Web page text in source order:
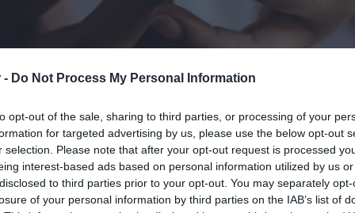
- Do Not Process My Personal Information
opt-out of the sale, sharing to third parties, or processing of your
for targeted advertising by us, please use the below opt-out
selection. Please note that after your opt-out request is processed
interest-based ads based on personal information utilized by us
to third parties prior to your opt-out. You may separately
of your personal information by third parties on the IAB’s list of
» στη Θεσσαλονίκη
ασθενείς με σκλήρυνση κατά πλάκας.
τη διακοπή της θεραπείας τους και
φαρμακευτική ιδιότητα.